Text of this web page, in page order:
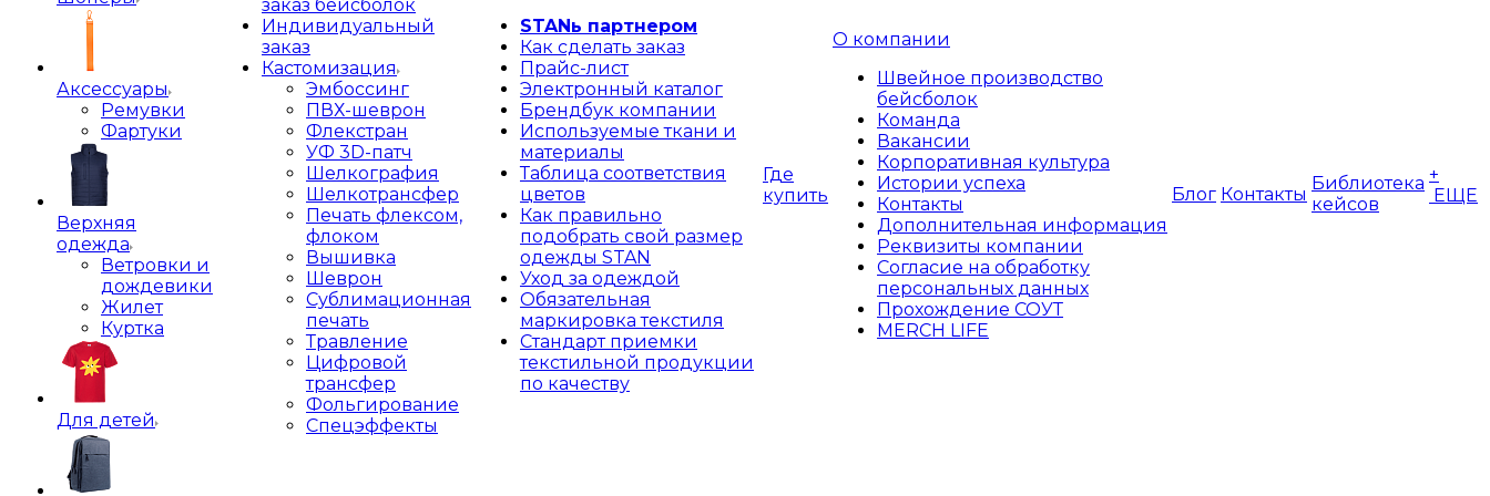
Аксессуары
Ремувки
Фартуки
Верхняя
одежда
Ветровки и
дождевики
Жилет
Куртка
Для детей
заказ бейсболок
Индивидуальный
заказ
Кастомизация
Эмбоссинг
ПВХ-шеврон
Флекстран
УФ 3D-патч
Шелкография
Шелкотрансфер
Печать флексом,
флоком
Вышивка
Шеврон
Сублимационная
печать
Травление
Цифровой
трансфер
Фольгирование
Спецэффекты
STANь партнером
Как сделать заказ
Прайс-лист
Электронный каталог
Брендбук компании
Используемые ткани и
материалы
Таблица соответствия
цветов
Как правильно
подобрать свой размер
одежды STAN
Уход за одеждой
Обязательная
маркировка текстиля
Стандарт приемки
текстильной продукции
по качеству
Где
купить
О компании
Швейное производство
бейсболок
Команда
Вакансии
Корпоративная культура
Истории успеха
Контакты
Дополнительная информация
Реквизиты компании
Согласие на обработку
персональных данных
Прохождение СОУТ
MERCH LIFE
Блог Контакты
Библиотека
кейсов
+
ЕЩЕ